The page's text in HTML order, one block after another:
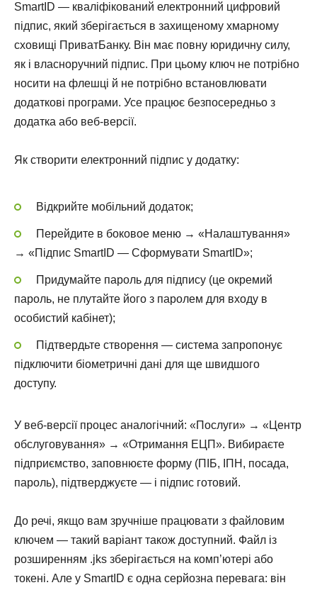
SmartID — кваліфікований електронний цифровий
підпис, який зберігається в захищеному хмарному
сховищі ПриватБанку. Він має повну юридичну силу,
як і власноручний підпис. При цьому ключ не потрібно
носити на флешці й не потрібно встановлювати
додаткові програми. Усе працює безпосередньо з
додатка або веб-версії.
Як створити електронний підпис у додатку:
Відкрийте мобільний додаток;
Перейдите в боковое меню → «Налаштування»
→ «Підпис SmartID — Сформувати SmartID»;
Придумайте пароль для підпису (це окремий
пароль, не плутайте його з паролем для входу в
особистий кабінет);
Підтвердьте створення — система запропонує
підключити біометричні дані для ще швидшого
доступу.
У веб-версії процес аналогічний: «Послуги» → «Центр
обслуговування» → «Отримання ЕЦП». Вибираєте
підприємство, заповнюєте форму (ПІБ, ІПН, посада,
пароль), підтверджуєте — і підпис готовий.
До речі, якщо вам зручніше працювати з файловим
ключем — такий варіант також доступний. Файл із
розширенням .jks зберігається на комп’ютері або
токені. Але у SmartID є одна серйозна перевага: він